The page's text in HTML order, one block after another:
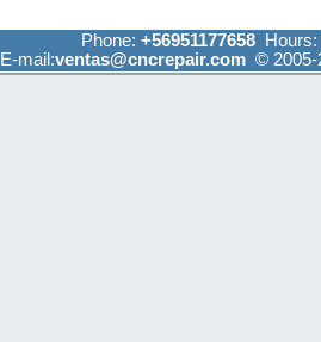
Phone: +56951177658 Hours:
E-mail:ventas@cncrepair.com © 2005-